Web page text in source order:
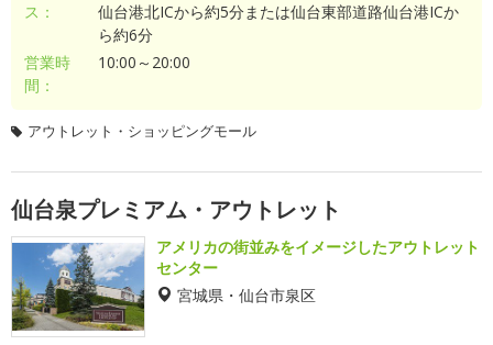
ス：
仙台港北ICから約5分または仙台東部道路仙台港ICか
ら約6分
営業時
間：
10:00～20:00
アウトレット・ショッピングモール
仙台泉プレミアム・アウトレット
アメリカの街並みをイメージしたアウトレット
センター
宮城県・仙台市泉区